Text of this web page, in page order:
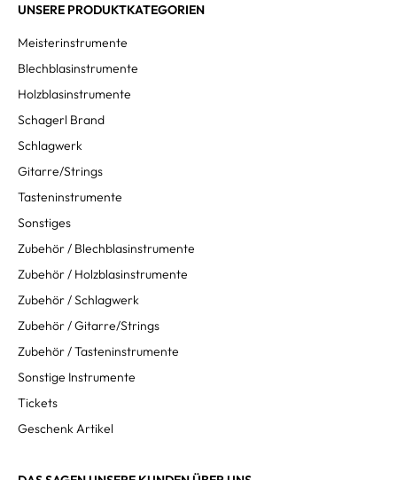
UNSERE PRODUKTKATEGORIEN
Meisterinstrumente
Blechblasinstrumente
Holzblasinstrumente
Schagerl Brand
Schlagwerk
Gitarre/Strings
Tasteninstrumente
Sonstiges
Zubehör / Blechblasinstrumente
Zubehör / Holzblasinstrumente
Zubehör / Schlagwerk
Zubehör / Gitarre/Strings
Zubehör / Tasteninstrumente
Sonstige Instrumente
Tickets
Geschenk Artikel